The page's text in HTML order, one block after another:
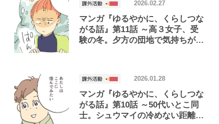
マンガ『ゆるやかに、くらしつな
がる話』第11話 ～高３女子、受
験の冬。夕方の団地で気持ちがほ
2026.02.27
マンガ『ゆるやかに、くらしつな
がる話』第10話 ～50代いとこ同
士。シュウマイの冷めない距離で
2026.01.28